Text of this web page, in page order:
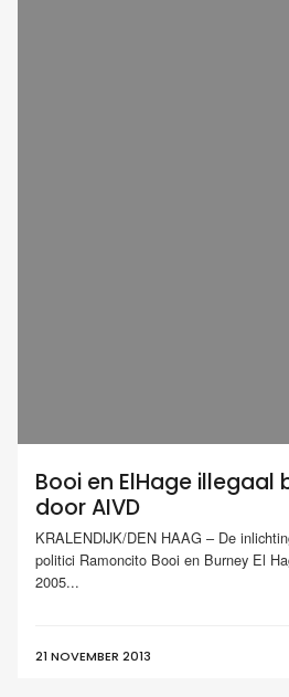
Booi en ElHage illegaal
door AIVD
KRALENDIJK/DEN HAAG – De
politici Ramoncito Booi en Burney El
2005...
21 NOVEMBER 2013